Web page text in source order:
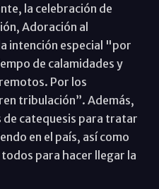
la celebración de
Adoración al
intención especial "por
de calamidades y
Por los
tribulación”. Además,
de catequesis para tratar
en el país, así como
para hacer llegar la